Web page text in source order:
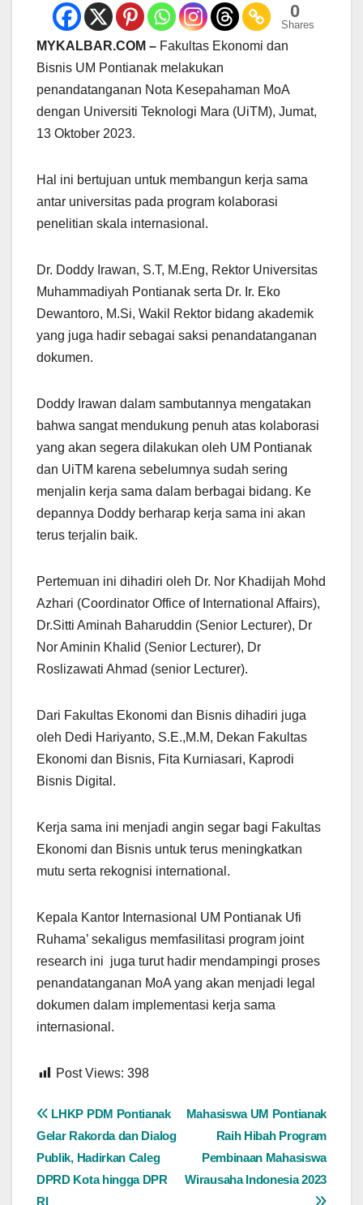
0
Shares
MYKALBAR.COM – Fakultas Ekonomi dan
Bisnis UM Pontianak melakukan
penandatanganan Nota Kesepahaman MoA
dengan Universiti Teknologi Mara (UiTM), Jumat,
13 Oktober 2023.
Hal ini bertujuan untuk membangun kerja sama
antar universitas pada program kolaborasi
penelitian skala internasional.
Dr. Doddy Irawan, S.T, M.Eng, Rektor Universitas
Muhammadiyah Pontianak serta Dr. Ir. Eko
Dewantoro, M.Si, Wakil Rektor bidang akademik
yang juga hadir sebagai saksi penandatanganan
dokumen.
Doddy Irawan dalam sambutannya mengatakan
bahwa sangat mendukung penuh atas kolaborasi
yang akan segera dilakukan oleh UM Pontianak
dan UiTM karena sebelumnya sudah sering
menjalin kerja sama dalam berbagai bidang. Ke
depannya Doddy berharap kerja sama ini akan
terus terjalin baik.
Pertemuan ini dihadiri oleh Dr. Nor Khadijah Mohd
Azhari (Coordinator Office of International Affairs),
Dr.Sitti Aminah Baharuddin (Senior Lecturer), Dr
Nor Aminin Khalid (Senior Lecturer), Dr
Roslizawati Ahmad (senior Lecturer).
Dari Fakultas Ekonomi dan Bisnis dihadiri juga
oleh Dedi Hariyanto, S.E.,M.M, Dekan Fakultas
Ekonomi dan Bisnis, Fita Kurniasari, Kaprodi
Bisnis Digital.
Kerja sama ini menjadi angin segar bagi Fakultas
Ekonomi dan Bisnis untuk terus meningkatkan
mutu serta rekognisi international.
Kepala Kantor Internasional UM Pontianak Ufi
Ruhama’ sekaligus memfasilitasi program joint
research ini juga turut hadir mendampingi proses
penandatanganan MoA yang akan menjadi legal
dokumen dalam implementasi kerja sama
internasional.
Post Views: 398
Navigasi
pos
Mahasiswa UM Pontianak
Raih Hibah Program
Pembinaan Mahasiswa
Wirausaha Indonesia 2023
LHKP PDM Pontianak
Gelar Rakorda dan Dialog
Publik, Hadirkan Caleg
DPRD Kota hingga DPR
RI